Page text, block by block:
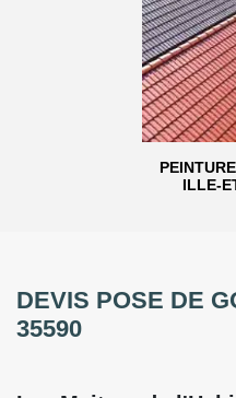
ILLE-
DEVIS POSE DE
35590